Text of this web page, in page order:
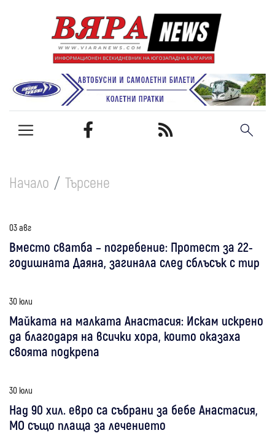
Начало Търсене
03 авг
Вместо сватба – погребение: Протест за 22-
годишната Даяна, загинала след сблъсък с тир
30 юли
Майката на малката Анастасия: Искам искрено
да благодаря на всички хора, които оказаха
своята подкрепа
30 юли
Над 90 хил. евро са събрани за бебе Анастасия,
МО също плаща за лечението